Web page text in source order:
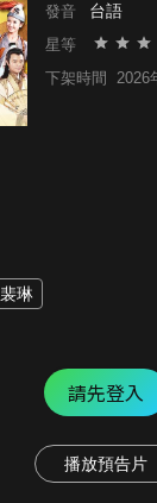
發音 台語
星等
下架時間 2026
裴琳
請先登入
播放預告片